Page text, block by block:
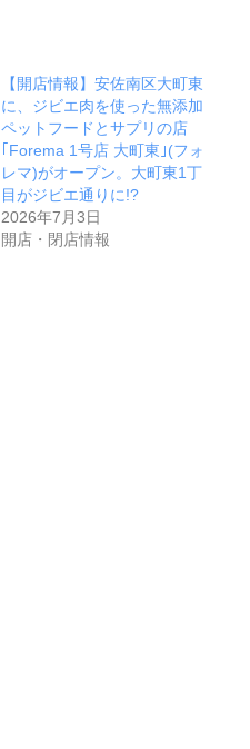
【開店情報】安佐南区大町東
に、ジビエ肉を使った無添加
ペットフードとサプリの店
｢Forema 1号店 大町東｣(フォ
レマ)がオープン。大町東1丁
目がジビエ通りに!?
2026年7月3日
開店・閉店情報